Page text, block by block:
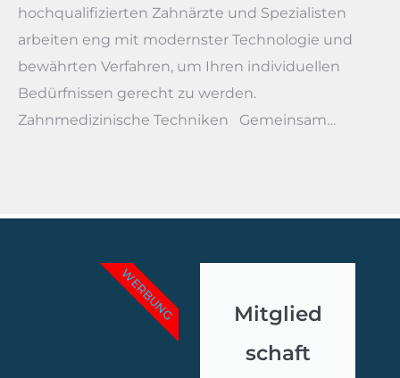
hochqualifizierten Zahnärzte und Spezialisten
arbeiten eng mit modernster Technologie und
bewährten Verfahren, um Ihren individuellen
Bedürfnissen gerecht zu werden.
Zahnmedizinische Techniken Gemeinsam…
Mitglied
schaft
WERBUNG